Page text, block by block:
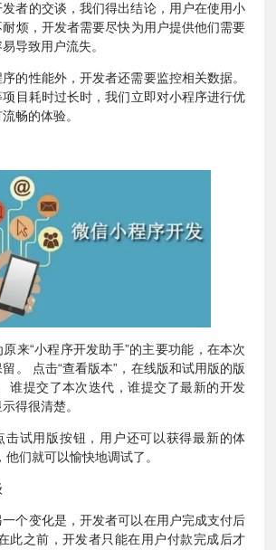
者的交谈，我们得出结论，用户在使用小
烦，开发者需要尽快为用户提供他们需要
导致用户流失。
的性能外，开发者还需要监控相关数据。
目耗时过长时，我们立即对小程序进行优
畅的体验。
来“小程序开发助手”的主要功能，在本次
。 点击“查看版本”，在线版和试用版的版
谁提交了本次迭代，谁提交了最新的开发
得很清楚。
击试用版按钮，用户还可以获得最新的体
们就可以愉快地调试了。
个变化是，开发者可以在用户完成支付后
此之前，开发者只能在用户付款完成后才